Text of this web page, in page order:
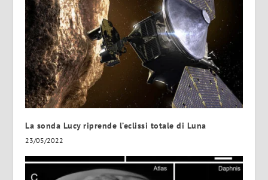
La sonda Lucy riprende l’eclissi totale di Luna
23/05/2022